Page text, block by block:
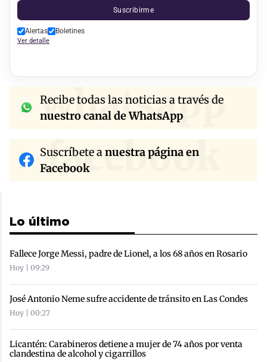
Suscribirme
Alertas Boletines
Ver detalle
whatsapp
Recibe todas las noticias a través de
nuestro canal de WhatsApp
facebook
Suscríbete anuestra página en
Facebook
Lo último
Fallece Jorge Messi, padre de Lionel, a los 68 años en Rosario
Hoy | 09:29
José Antonio Neme sufre accidente de tránsito en Las Condes
Hoy | 00:27
Licantén: Carabineros detiene a mujer de 74 años por venta
clandestina de alcohol y cigarrillos